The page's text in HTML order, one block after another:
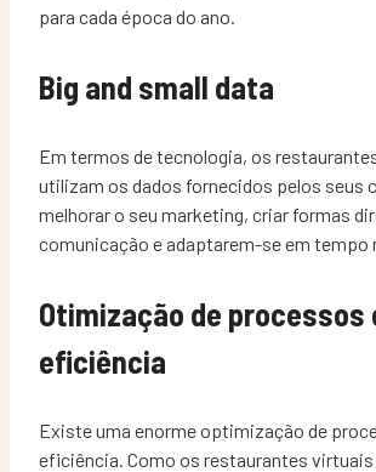
para cada época do ano.
Big and small data
Em termos de tecnologia, os
utilizam os dados fornecidos pelos seus
melhorar o seu marketing, criar formas
comunicação e adaptarem-se em tempo
Otimização de processos
eficiência
Existe uma enorme optimização de
eficiência. Como os restaurantes